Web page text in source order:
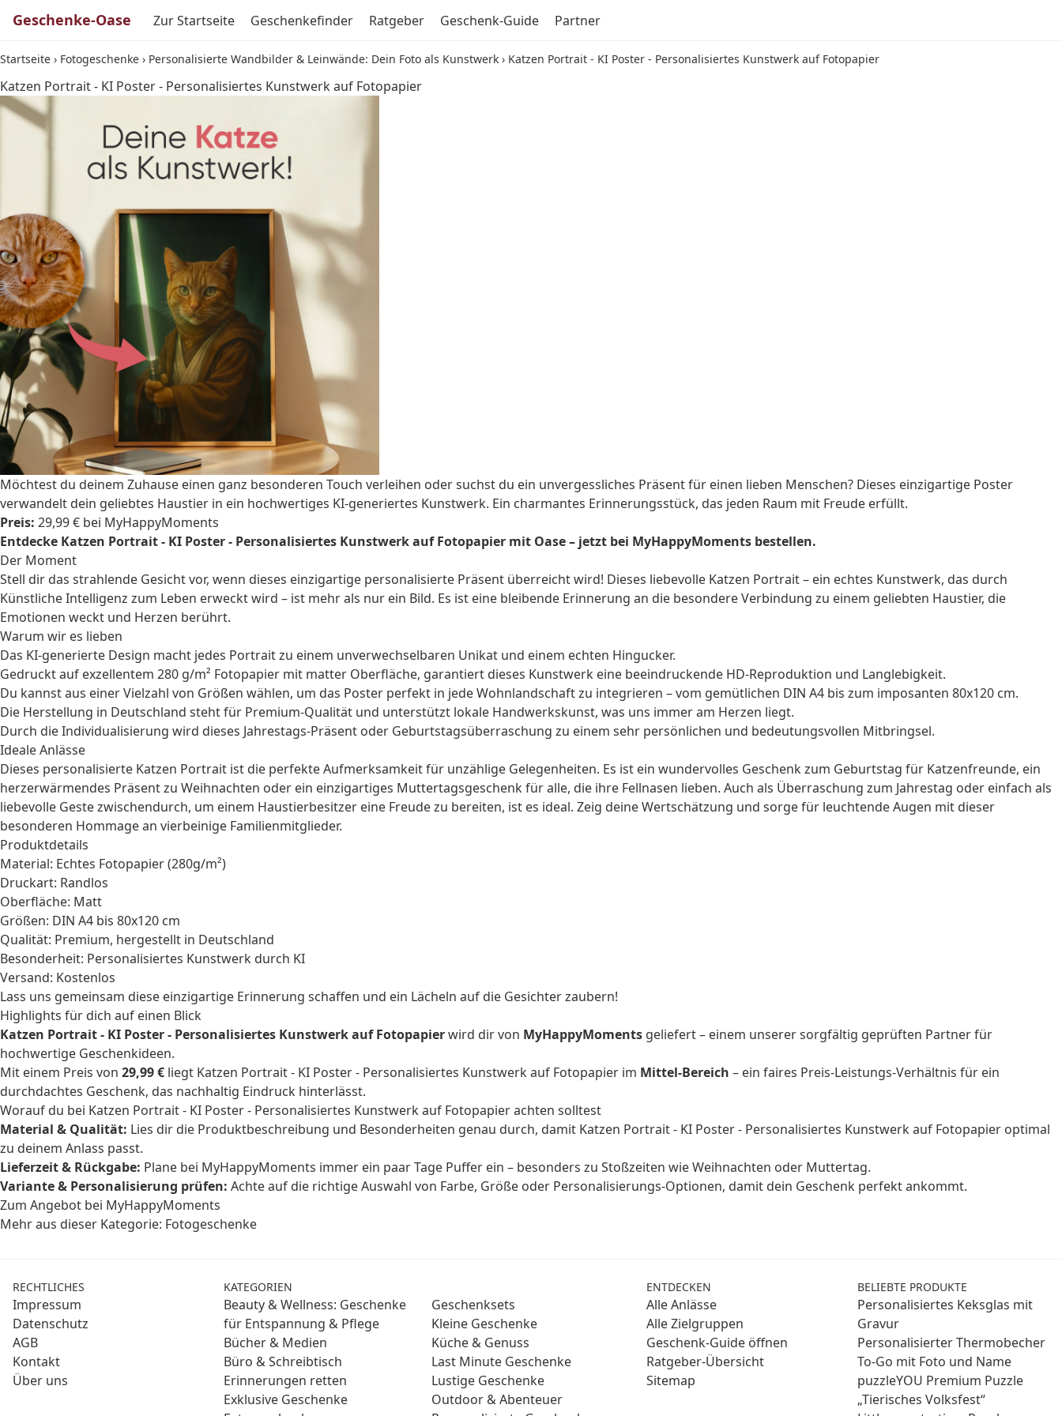
Geschenke-Oase Zur Startseite Geschenkefinder Ratgeber Geschenk-Guide Partner
Startseite › Fotogeschenke › Personalisierte Wandbilder & Leinwände: Dein Foto als Kunstwerk › Katzen Portrait - KI Poster - Personalisiertes Kunstwerk auf Fotopapier
Katzen Portrait - KI Poster - Personalisiertes Kunstwerk auf Fotopapier
Möchtest du deinem Zuhause einen ganz besonderen Touch verleihen oder suchst du ein unvergessliches Präsent für einen lieben Menschen? Dieses einzigartige Poster
verwandelt dein geliebtes Haustier in ein hochwertiges KI-generiertes Kunstwerk. Ein charmantes Erinnerungsstück, das jeden Raum mit Freude erfüllt.
Preis: 29,99 € bei MyHappyMoments
Entdecke Katzen Portrait - KI Poster - Personalisiertes Kunstwerk auf Fotopapier mit Oase – jetzt bei MyHappyMoments bestellen.
Der Moment
Stell dir das strahlende Gesicht vor, wenn dieses einzigartige personalisierte Präsent überreicht wird! Dieses liebevolle Katzen Portrait – ein echtes Kunstwerk, das durch
Künstliche Intelligenz zum Leben erweckt wird – ist mehr als nur ein Bild. Es ist eine bleibende Erinnerung an die besondere Verbindung zu einem geliebten Haustier, die
Emotionen weckt und Herzen berührt.
Warum wir es lieben
Das KI-generierte Design macht jedes Portrait zu einem unverwechselbaren Unikat und einem echten Hingucker.
Gedruckt auf exzellentem 280 g/m² Fotopapier mit matter Oberfläche, garantiert dieses Kunstwerk eine beeindruckende HD-Reproduktion und Langlebigkeit.
Du kannst aus einer Vielzahl von Größen wählen, um das Poster perfekt in jede Wohnlandschaft zu integrieren – vom gemütlichen DIN A4 bis zum imposanten 80x120 cm.
Die Herstellung in Deutschland steht für Premium-Qualität und unterstützt lokale Handwerkskunst, was uns immer am Herzen liegt.
Durch die Individualisierung wird dieses Jahrestags-Präsent oder Geburtstagsüberraschung zu einem sehr persönlichen und bedeutungsvollen Mitbringsel.
Ideale Anlässe
Dieses personalisierte Katzen Portrait ist die perfekte Aufmerksamkeit für unzählige Gelegenheiten. Es ist ein wundervolles Geschenk zum Geburtstag für Katzenfreunde, ein
herzerwärmendes Präsent zu Weihnachten oder ein einzigartiges Muttertagsgeschenkfür alle, die ihre Fellnasen lieben. Auch als Überraschung zum Jahrestag oder einfach als
liebevolle Geste zwischendurch, um einem Haustierbesitzer eine Freude zu bereiten, ist es ideal. Zeig deine Wertschätzung und sorge für leuchtende Augen mit dieser
besonderen Hommage an vierbeinige Familienmitglieder.
Produktdetails
Material: Echtes Fotopapier (280g/m²)
Druckart: Randlos
Oberfläche: Matt
Größen: DIN A4 bis 80x120 cm
Qualität: Premium, hergestellt in Deutschland
Besonderheit: Personalisiertes Kunstwerk durch KI
Versand: Kostenlos
Lass uns gemeinsam diese einzigartige Erinnerung schaffen und ein Lächeln auf die Gesichter zaubern!
Highlights für dich auf einen Blick
Katzen Portrait - KI Poster - Personalisiertes Kunstwerk auf Fotopapierwird dir von MyHappyMoments geliefert – einem unserer sorgfältig geprüften Partner für
hochwertige Geschenkideen.
Mit einem Preis von 29,99 € liegt Katzen Portrait - KI Poster - Personalisiertes Kunstwerk auf Fotopapier im Mittel-Bereich – ein faires Preis-Leistungs-Verhältnis für ein
durchdachtes Geschenk, das nachhaltig Eindruck hinterlässt.
Worauf du bei Katzen Portrait - KI Poster - Personalisiertes Kunstwerk auf Fotopapier achten solltest
Material & Qualität: Lies dir die Produktbeschreibung und Besonderheiten genau durch, damit Katzen Portrait - KI Poster - Personalisiertes Kunstwerk auf Fotopapier optimal
zu deinem Anlass passt.
Lieferzeit & Rückgabe: Plane bei MyHappyMoments immer ein paar Tage Puffer ein – besonders zu Stoßzeiten wie Weihnachten oder Muttertag.
Variante & Personalisierung prüfen: Achte auf die richtige Auswahl von Farbe, Größe oder Personalisierungs-Optionen, damit dein Geschenk perfekt ankommt.
Zum Angebot bei MyHappyMoments
Mehr aus dieser Kategorie: Fotogeschenke
RECHTLICHES
Impressum
Datenschutz
AGB
Kontakt
Über uns
KATEGORIEN
Beauty & Wellness: Geschenke
für Entspannung & Pflege
Bücher & Medien
Büro & Schreibtisch
Erinnerungen retten
Exklusive Geschenke
Geschenksets
Kleine Geschenke
Küche & Genuss
Last Minute Geschenke
Lustige Geschenke
Outdoor & Abenteuer
ENTDECKEN
Alle Anlässe
Alle Zielgruppen
Geschenk-Guide öffnen
Ratgeber-Übersicht
Sitemap
BELIEBTE PRODUKTE
Personalisiertes Keksglas mit
Gravur
Personalisierter Thermobecher
To-Go mit Foto und Name
puzzleYOU Premium Puzzle
„Tierisches Volksfest“